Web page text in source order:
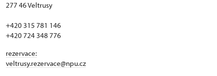
277 46 Veltrusy
+420 315 781 146
+420 724 348 776
rezervace:
veltrusy.rezervace@npu.cz